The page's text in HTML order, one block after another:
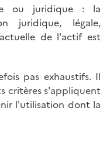
ou juridique : la
juridique, légale,
de l'actif est
pas exhaustifs. Il
critères s'appliquent
l'utilisation dont la